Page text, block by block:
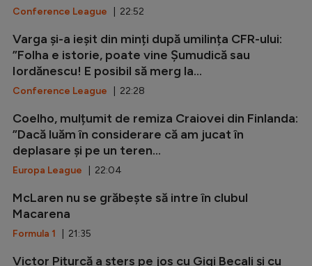
Conference League | 22:52
Varga și-a ieșit din minți după umilința CFR-ului:
”Folha e istorie, poate vine Șumudică sau
Iordănescu! E posibil să merg la...
Conference League | 22:28
Coelho, mulțumit de remiza Craiovei din Finlanda:
”Dacă luăm în considerare că am jucat în
deplasare și pe un teren...
Europa League | 22:04
McLaren nu se grăbește să intre în clubul
Macarena
Formula 1 | 21:35
Victor Pițurcă a șters pe jos cu Gigi Becali și cu